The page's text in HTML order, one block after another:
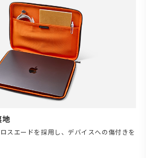
地
スエードを採用し、デバイスへの傷付きを